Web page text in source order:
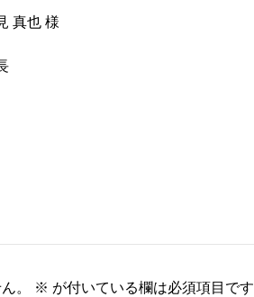
真也 様
。 ※ が付いている欄は必須項目です